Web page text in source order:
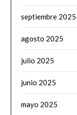
septiembre 2025
agosto 2025
julio 2025
junio 2025
mayo 2025